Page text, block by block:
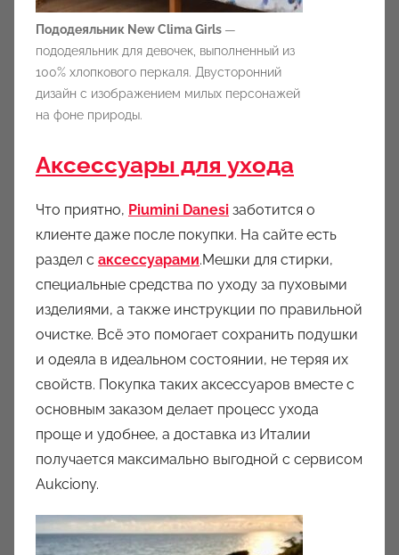
Пододеяльник New Clima Girls —
пододеяльник для девочек, выполненный из
100% хлопкового перкаля. Двусторонний
дизайн с изображением милых персонажей
на фоне природы.
Аксессуары для ухода
Что приятно, Piumini Danesi заботится о
клиенте даже после покупки. На сайте есть
раздел с аксессуарами.Мешки для стирки,
специальные средства по уходу за пуховыми
изделиями, а также инструкции по правильной
очистке. Всё это помогает сохранить подушки
и одеяла в идеальном состоянии, не теряя их
свойств. Покупка таких аксессуаров вместе с
основным заказом делает процесс ухода
проще и удобнее, а доставка из Италии
получается максимально выгодной с сервисом
Aukciony.